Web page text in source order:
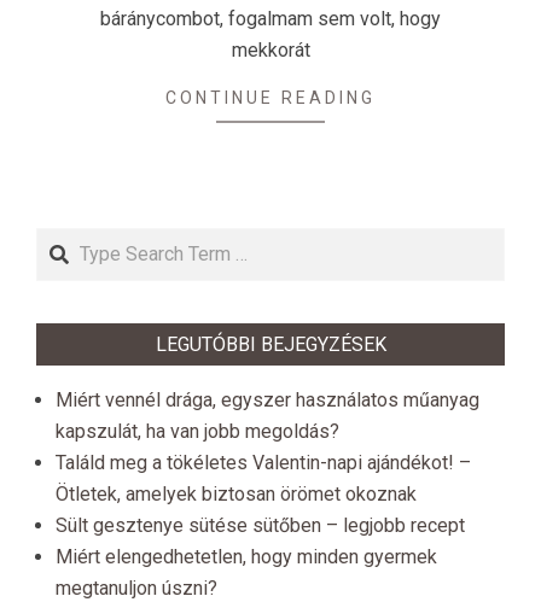
báránycombot, fogalmam sem volt, hogy
mekkorát
CONTINUE READING
Search
LEGUTÓBBI BEJEGYZÉSEK
Miért vennél drága, egyszer használatos műanyag
kapszulát, ha van jobb megoldás?
Találd meg a tökéletes Valentin-napi ajándékot! –
Ötletek, amelyek biztosan örömet okoznak
Sült gesztenye sütése sütőben – legjobb recept
Miért elengedhetetlen, hogy minden gyermek
megtanuljon úszni?